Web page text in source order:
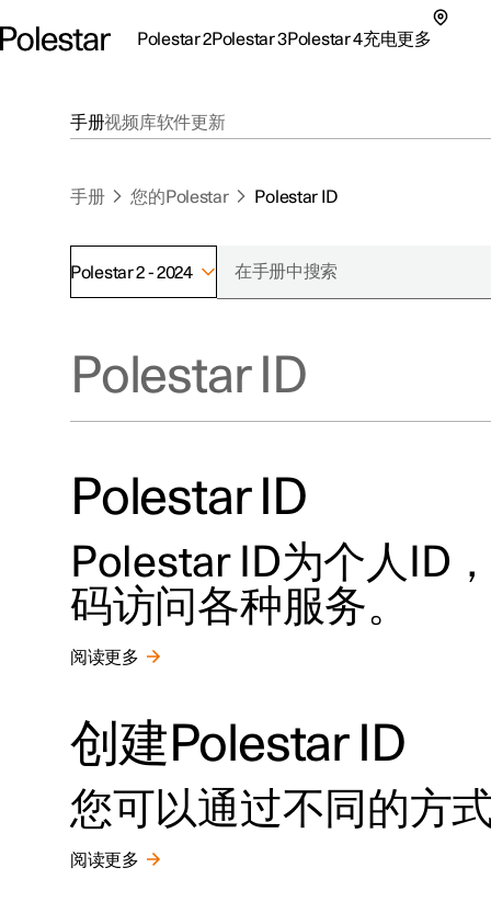
Polestar 2Polestar 3Polestar 4充电更多
探索Polestar 2
探索Polestar 4
探索充电
手册视频库软件更新
手册 您的Polestar Polestar ID
Polestar 2 - 2024
Polestar ID
Polestar ID
Polestar ID为个人ID
码访问各种服务。
阅读更多
创建Polestar ID
您可以通过不同的方
阅读更多